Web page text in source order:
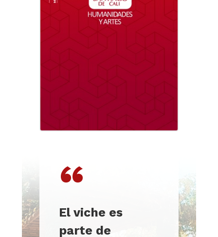
“
El viche es
parte de